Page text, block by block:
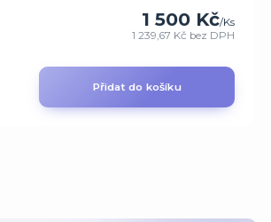
1 500 Kč/Ks
1 239,67 Kč bez DPH
Přidat do košíku